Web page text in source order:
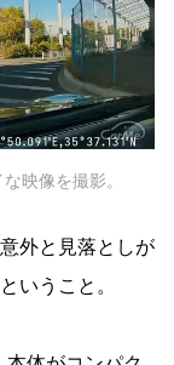
映像を撮影。
外と見落としが
ということ。